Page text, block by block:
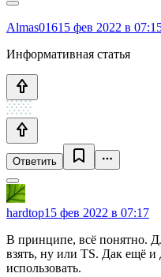
Almas01615 фев 2022 в
Информативная статья
Ответить
hardtop15 фев 2022 в 07:17
В принципе, всё понятно.
взять, ну или TS. Дак ещё и
использовать.